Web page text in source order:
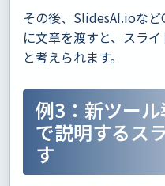
その後、SlidesAI.ioな
に文章を渡すと、スラ
と考えられます。
例3：新ツール
で説明するス
す